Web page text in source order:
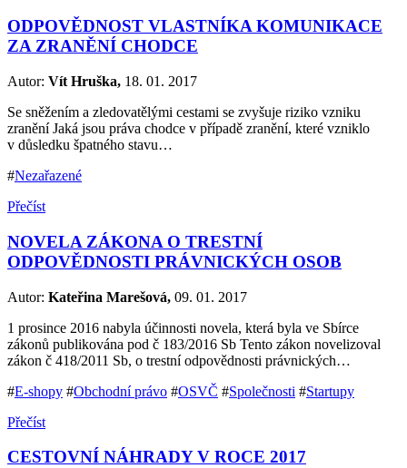
ODPOVĚDNOST VLASTNÍKA KOMUNIKACE
ZA ZRANĚNÍ CHODCE
Autor: Vít Hruška, 18. 01. 2017
Se sněžením a zledovatělými cestami se zvyšuje riziko vzniku
zranění Jaká jsou práva chodce v případě zranění, které vzniklo
v důsledku špatného stavu…
#Nezařazené
Přečíst
NOVELA ZÁKONA O TRESTNÍ
ODPOVĚDNOSTI PRÁVNICKÝCH OSOB
Autor: Kateřina Marešová, 09. 01. 2017
1 prosince 2016 nabyla účinnosti novela, která byla ve Sbírce
zákonů publikována pod č 183/2016 Sb Tento zákon novelizoval
zákon č 418/2011 Sb, o trestní odpovědnosti právnických…
#E-shopy #Obchodní právo #OSVČ #Společnosti #Startupy
Přečíst
CESTOVNÍ NÁHRADY V ROCE 2017